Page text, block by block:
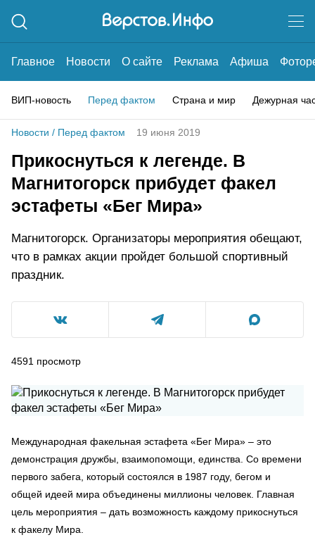
Главное Новости О сайте Реклама Афиша
ВИП-новость Перед фактом Страна и мир Дежурная
Новости / Перед фактом 19 июня 2019
Прикоснуться к легенде. В
Магнитогорск прибудет факел
эстафеты «Бег Мира»
Магнитогорск. Организаторы мероприятия обещают,
что в рамках акции пройдет большой спортивный
праздник.
4591 просмотр
Международная факельная эстафета «Бег Мира» – это
демонстрация дружбы, взаимопомощи, единства. Со времени
первого забега, который состоялся в 1987 году, бегом и
общей идеей мира объединены миллионы человек. Главная
цель мероприятия – дать возможность каждому прикоснуться
к факелу Мира.